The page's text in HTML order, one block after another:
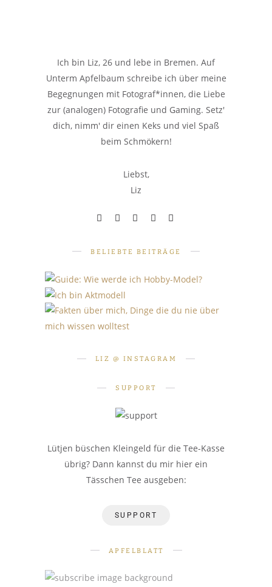
Ich bin Liz, 26 und lebe in Bremen. Auf
Unterm Apfelbaum schreibe ich über meine
Begegnungen mit Fotograf*innen, die Liebe
zur (analogen) Fotografie und Gaming. Setz'
dich, nimm' dir einen Keks und viel Spaß
beim Schmökern!
Liebst,
Liz
BELIEBTE BEITRÄGE
SHOOTINGS
Teil 1: Grundlagen
PERSÖNLICHES
das für mich?
Fakten über mich: 10 Dinge, die
LIZ @ INSTAGRAM
SUPPORT
Lütjen büschen Kleingeld für die Tee-Kasse
übrig? Dann kannst du mir hier ein
Tässchen Tee ausgeben:
SUPPORT
APFELBLATT